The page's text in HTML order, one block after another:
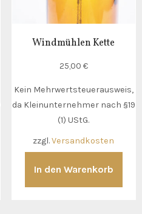
Windmühlen Kette
25,00 €
Kein Mehrwertsteuerausweis,
da Kleinunternehmer nach §19
(1) UStG.
zzgl.Versandkosten
In den Warenkorb